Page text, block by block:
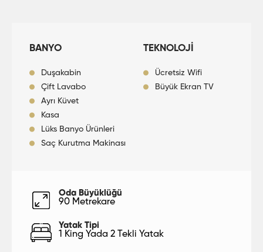
BANYO
Duşakabin
Çift Lavabo
Ayrı Küvet
Kasa
Lüks Banyo Ürünleri
Saç Kurutma Makinası
TEKNOLOJİ
Ücretsiz Wifi
Büyük Ekran TV
Oda Büyüklüğü
90 Metrekare
Yatak Tipi
1 King Yada 2 Tekli Yatak